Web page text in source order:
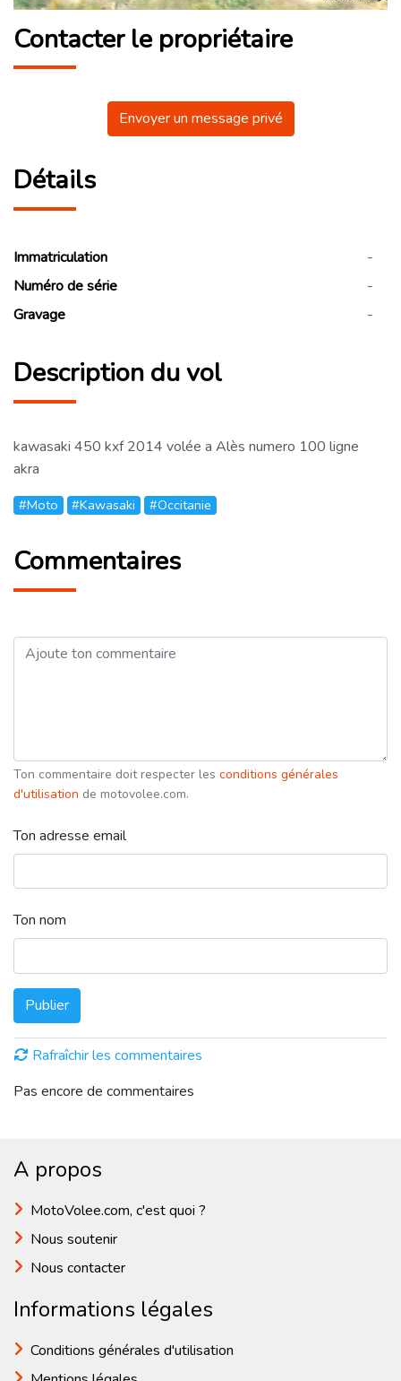
Contacter le propriétaire
Envoyer un message privé
Détails
Immatriculation
-
Numéro de série
-
Gravage
-
Description du vol
kawasaki 450 kxf 2014 volée a Alès numero 100 ligne
akra
#Moto #Kawasaki #Occitanie
Commentaires
Ton commentaire doit respecter les conditions générales
d'utilisation de motovolee.com.
Ton adresse email
Ton nom
Publier
Rafraîchir les commentaires
Pas encore de commentaires
A propos
MotoVolee.com, c'est quoi ?
Nous soutenir
Nous contacter
Informations légales
Conditions générales d'utilisation